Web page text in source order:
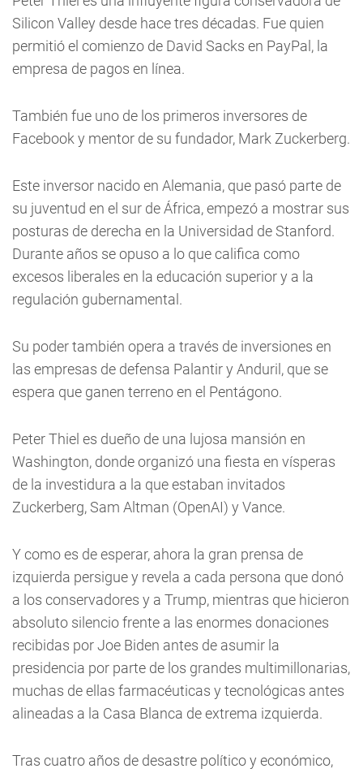
Silicon Valley desde hace tres décadas. Fue quien
permitió el comienzo de David Sacks en PayPal, la
empresa de pagos en línea.
También fue uno de los primeros inversores de
Facebook y mentor de su fundador, Mark Zuckerberg.
Este inversor nacido en Alemania, que pasó parte de
su juventud en el sur de África, empezó a mostrar sus
posturas de derecha en la Universidad de Stanford.
Durante años se opuso a lo que califica como
excesos liberales en la educación superior y a la
regulación gubernamental.
Su poder también opera a través de inversiones en
las empresas de defensa Palantir y Anduril, que se
espera que ganen terreno en el Pentágono.
Peter Thiel es dueño de una lujosa mansión en
Washington, donde organizó una fiesta en vísperas
de la investidura a la que estaban invitados
Zuckerberg, Sam Altman (OpenAI) y Vance.
Y como es de esperar, ahora la gran prensa de
izquierda persigue y revela a cada persona que donó
a los conservadores y a Trump, mientras que hicieron
absoluto silencio frente a las enormes donaciones
recibidas por Joe Biden antes de asumir la
presidencia por parte de los grandes multimillonarias,
muchas de ellas farmacéuticas y tecnológicas antes
alineadas a la Casa Blanca de extrema izquierda.
Tras cuatro años de desastre político y económico,